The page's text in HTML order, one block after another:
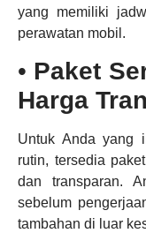
yang memiliki
perawatan mobil.
• Paket
Harga
Untuk Anda yang
rutin, tersedia
dan transparan.
sebelum
tambahan di luar